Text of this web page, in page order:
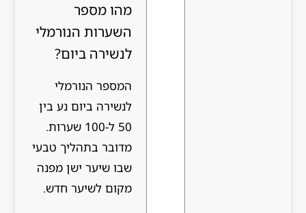
מהו מספר
השערות הנורמלי
לנשירה ביום?
המספר הנורמלי
לנשירה ביום נע בין
50 ל-100 שערות.
מדובר בתהליך טבעי
שבו שיער ישן מפנה
מקום לשיער חדש.